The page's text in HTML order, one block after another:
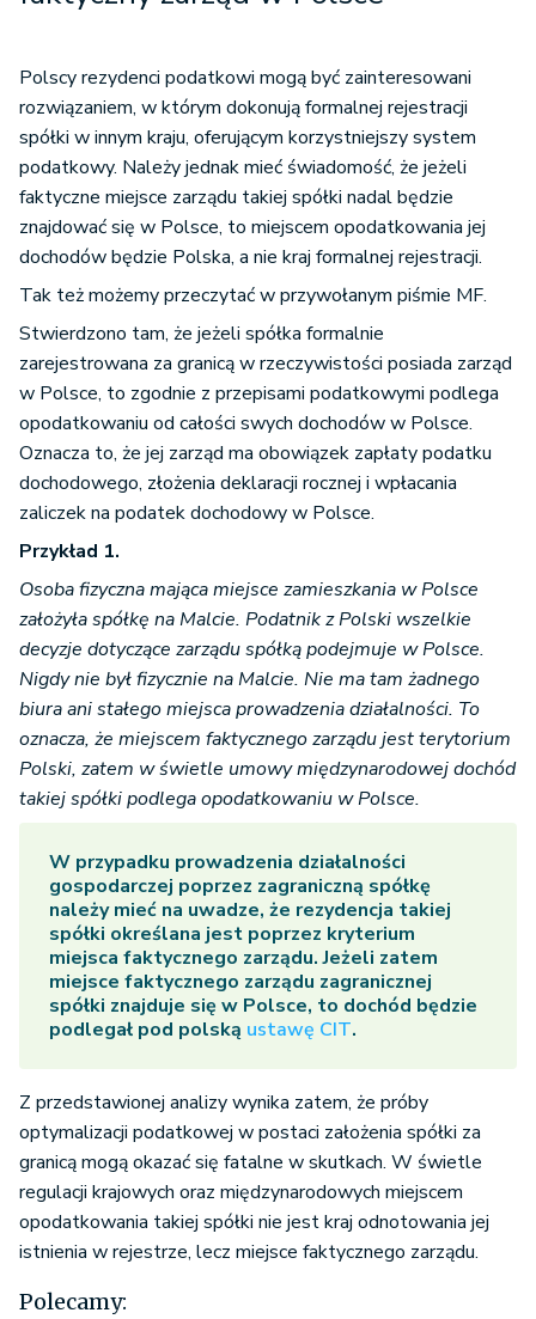
Polscy rezydenci podatkowi mogą być zainteresowani
rozwiązaniem, w którym dokonują formalnej rejestracji
spółki w innym kraju, oferującym korzystniejszy system
podatkowy. Należy jednak mieć świadomość, że jeżeli
faktyczne miejsce zarządu takiej spółki nadal będzie
znajdować się w Polsce, to miejscem opodatkowania jej
dochodów będzie Polska, a nie kraj formalnej rejestracji.
Tak też możemy przeczytać w przywołanym piśmie MF.
Stwierdzono tam, że jeżeli spółka formalnie
zarejestrowana za granicą w rzeczywistości posiada zarząd
w Polsce, to zgodnie z przepisami podatkowymi podlega
opodatkowaniu od całości swych dochodów w Polsce.
Oznacza to, że jej zarząd ma obowiązek zapłaty podatku
dochodowego, złożenia deklaracji rocznej i wpłacania
zaliczek na podatek dochodowy w Polsce.
Przykład 1.
Osoba fizyczna mająca miejsce zamieszkania w Polsce
założyła spółkę na Malcie. Podatnik z Polski wszelkie
decyzje dotyczące zarządu spółką podejmuje w Polsce.
Nigdy nie był fizycznie na Malcie. Nie ma tam żadnego
biura ani stałego miejsca prowadzenia działalności. To
oznacza, że miejscem faktycznego zarządu jest terytorium
Polski, zatem w świetle umowy międzynarodowej dochód
takiej spółki podlega opodatkowaniu w Polsce.
W przypadku prowadzenia działalności
gospodarczej poprzez zagraniczną spółkę
należy mieć na uwadze, że rezydencja takiej
spółki określana jest poprzez kryterium
miejsca faktycznego zarządu. Jeżeli zatem
miejsce faktycznego zarządu zagranicznej
spółki znajduje się w Polsce, to dochód będzie
podlegał pod polską ustawę CIT.
Z przedstawionej analizy wynika zatem, że próby
optymalizacji podatkowej w postaci założenia spółki za
granicą mogą okazać się fatalne w skutkach. W świetle
regulacji krajowych oraz międzynarodowych miejscem
opodatkowania takiej spółki nie jest kraj odnotowania jej
istnienia w rejestrze, lecz miejsce faktycznego zarządu.
Polecamy: